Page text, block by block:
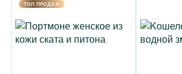
TOП ПРОДАЖ